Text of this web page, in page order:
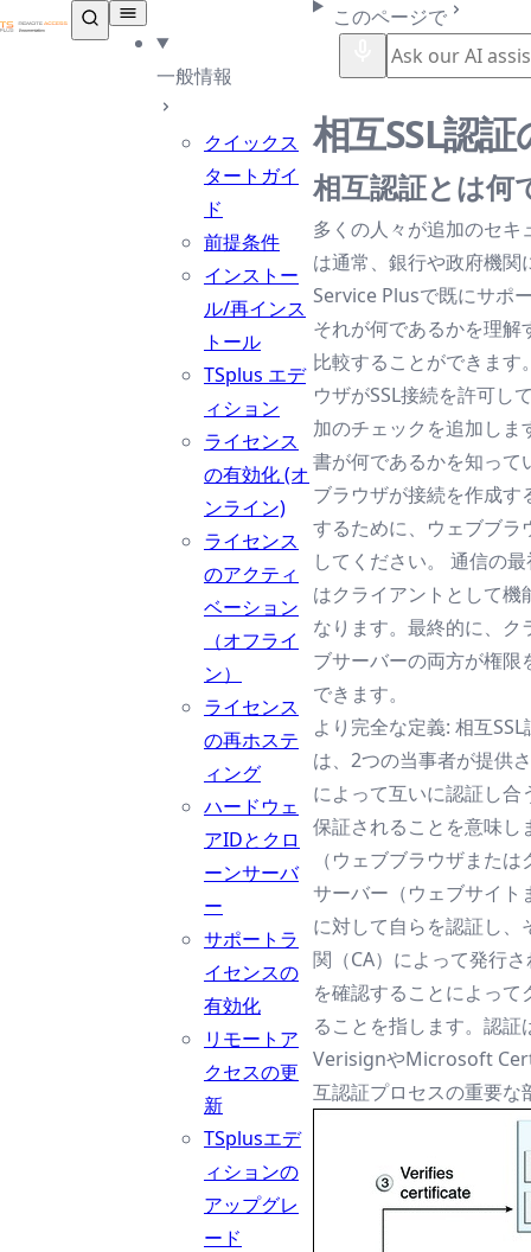
TSplus ドキュメンテーション ®
一般情報
クイックス
タートガイ
ド
前提条件
インストー
ル/再インス
トール
TSplus エデ
ィション
ライセンス
の有効化 (オ
ンライン)
ライセンス
のアクティ
ベーション
（オフライ
ン）
ライセンス
の再ホステ
ィング
ハードウェ
アIDとクロ
ーンサーバ
ー
サポートラ
イセンスの
有効化
リモートア
クセスの更
新
TSplusエデ
ィションの
アップグレ
ード
このページで
相互SSL認
相互認証とは何
多くの人々が追加のセ
は通常、銀行や政府機
Service Plusで既にサポ
それが何であるかを理解
比較することができま
ウザがSSL接続を許可し
加のチェックを追加しま
書が何であるかを知って
ブラウザが接続を作成
するために、ウェブブラ
してください。 通信の
はクライアントとして
なります。最終的に、
ブサーバーの両方が権
できます。
より完全な定義: 相互
は、2つの当事者が提供
によって互いに認証し
保証されることを意味し
（ウェブブラウザまた
サーバー（ウェブサイト
に対して自らを認証し
関（CA）によって発行
を確認することによっ
ることを指します。認
VerisignやMicrosoft
互認証プロセスの重要な